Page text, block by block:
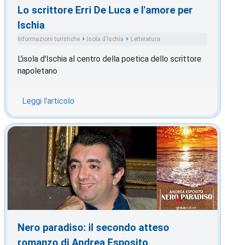
Lo scrittore Erri De Luca e l'amore per
Ischia
Informazioni turistiche Isola d'Ischia Letteratura
L'isola d'Ischia al centro della poetica dello scrittore
napoletano
Leggi l'articolo
Nero paradiso: il secondo atteso
romanzo di Andrea Esposito